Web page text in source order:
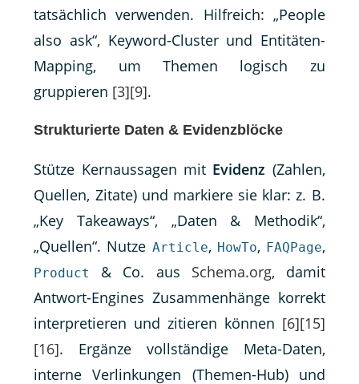
tatsächlich verwenden. Hilfreich: „People
also ask“, Keyword-Cluster und Entitäten-
Mapping, um Themen logisch zu
gruppieren [3][9].
Strukturierte Daten & Evidenzblöcke
Stütze Kernaussagen mit Evidenz (Zahlen,
Quellen, Zitate) und markiere sie klar: z. B.
„Key Takeaways“, „Daten & Methodik“,
„Quellen“. Nutze Article, HowTo, FAQPage,
Product & Co. aus Schema.org, damit
Antwort-Engines Zusammenhänge korrekt
interpretieren und zitieren können [6][15]
[16]. Ergänze vollständige Meta-Daten,
interne Verlinkungen (Themen-Hub) und